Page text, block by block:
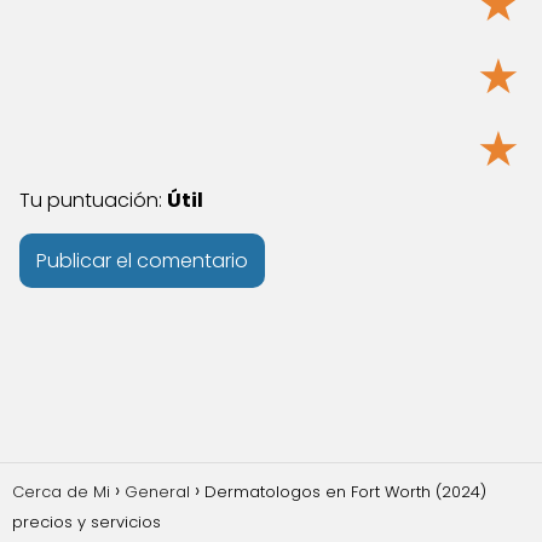
★
★
Tu puntuación: Útil
Cerca de Mi General
Dermatologos en Fort Worth (2024)
precios y servicios